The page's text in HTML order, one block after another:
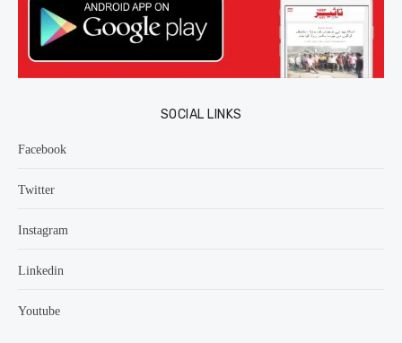
SOCIAL LINKS
Facebook
Twitter
Instagram
Linkedin
Youtube